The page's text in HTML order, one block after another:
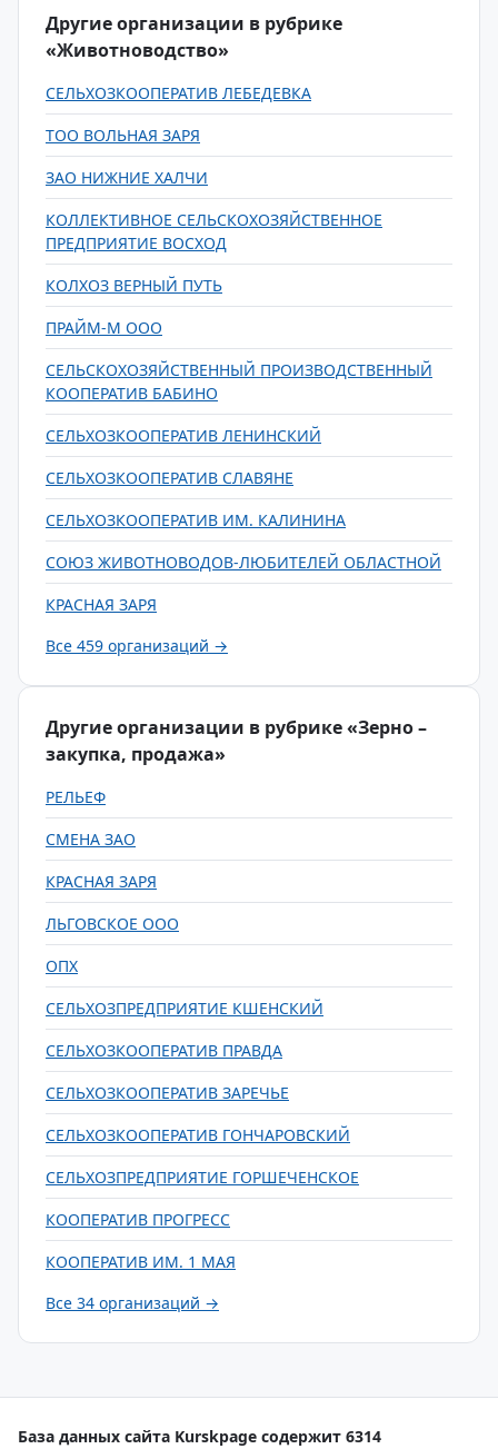
Другие организации в рубрике
«Животноводство»
СЕЛЬХОЗКООПЕРАТИВ ЛЕБЕДЕВКА
ТОО ВОЛЬНАЯ ЗАРЯ
ЗАО НИЖНИЕ ХАЛЧИ
КОЛЛЕКТИВНОЕ СЕЛЬСКОХОЗЯЙСТВЕННОЕ
ПРЕДПРИЯТИЕ ВОСХОД
КОЛХОЗ ВЕРНЫЙ ПУТЬ
ПРАЙМ-М ООО
СЕЛЬСКОХОЗЯЙСТВЕННЫЙ ПРОИЗВОДСТВЕННЫЙ
КООПЕРАТИВ БАБИНО
СЕЛЬХОЗКООПЕРАТИВ ЛЕНИНСКИЙ
СЕЛЬХОЗКООПЕРАТИВ СЛАВЯНЕ
СЕЛЬХОЗКООПЕРАТИВ ИМ. КАЛИНИНА
СОЮЗ ЖИВОТНОВОДОВ-ЛЮБИТЕЛЕЙ ОБЛАСТНОЙ
КРАСНАЯ ЗАРЯ
Все 459 организаций →
Другие организации в рубрике «Зерно –
закупка, продажа»
РЕЛЬЕФ
СМЕНА ЗАО
КРАСНАЯ ЗАРЯ
ЛЬГОВСКОЕ ООО
ОПХ
СЕЛЬХОЗПРЕДПРИЯТИЕ КШЕНСКИЙ
СЕЛЬХОЗКООПЕРАТИВ ПРАВДА
СЕЛЬХОЗКООПЕРАТИВ ЗАРЕЧЬЕ
СЕЛЬХОЗКООПЕРАТИВ ГОНЧАРОВСКИЙ
СЕЛЬХОЗПРЕДПРИЯТИЕ ГОРШЕЧЕНСКОЕ
КООПЕРАТИВ ПРОГРЕСС
КООПЕРАТИВ ИМ. 1 МАЯ
Все 34 организаций →
База данных сайта Kurskpage содержит 6314